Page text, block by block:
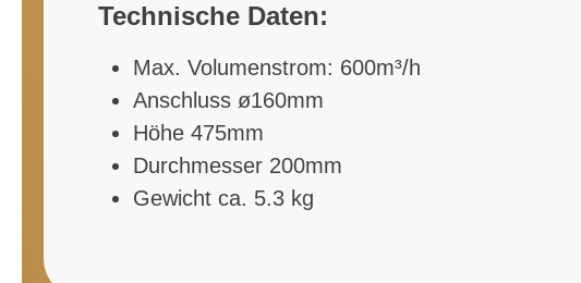
Technische Daten:
Max. Volumenstrom: 600m³/h
Anschluss ø160mm
Höhe 475mm
Durchmesser 200mm
Gewicht ca. 5.3 kg